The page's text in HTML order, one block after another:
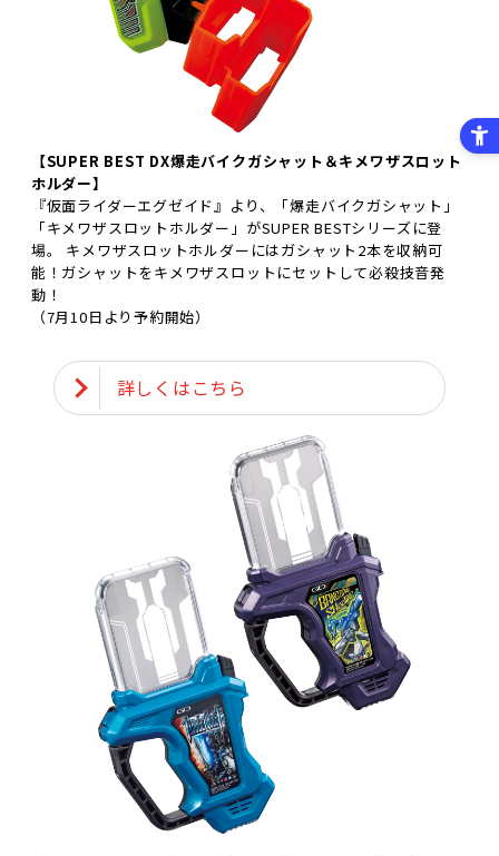
【SUPER BEST DX爆走バイクガシャット＆キメワザスロット
ホルダー】
『仮面ライダーエグゼイド』より、「爆走バイクガシャット」
「キメワザスロットホルダー」がSUPER BESTシリーズに登
場。 キメワザスロットホルダーにはガシャット2本を収納可
能！ガシャットをキメワザスロットにセットして必殺技音発
動！
（7月10日より予約開始）
詳しくはこちら